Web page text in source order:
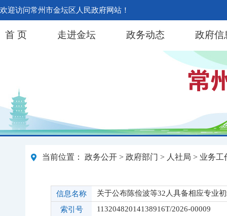
欢迎访问常州市金坛区人民政府网站！
首 页 走进金坛 政务动态 政府信
当前位置： 政务公开 > 政府部门 > 人社局 > 业务工
信息名称
关于公布陈俭波等32人具备相应专业
索引号
11320482014138916T/2026-00009